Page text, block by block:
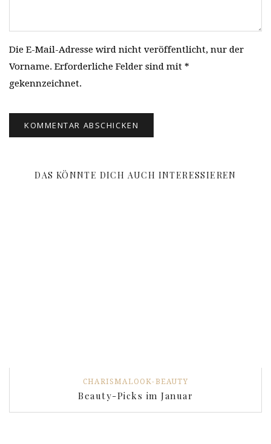
Die E-Mail-Adresse wird nicht veröffentlicht, nur der
Vorname. Erforderliche Felder sind mit *
gekennzeichnet.
DAS KÖNNTE DICH AUCH INTERESSIEREN
CHARISMALOOK-BEAUTY
Beauty-Picks im Januar